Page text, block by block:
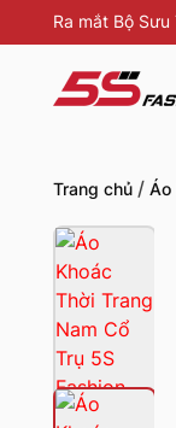
Ra mắt Bộ
Trang chủ / Áo